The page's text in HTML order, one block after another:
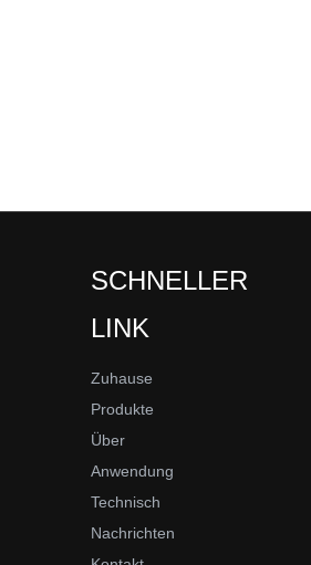
SCHNELLER
LINK
Zuhause
Produkte
Über
Anwendung
Technisch
Nachrichten